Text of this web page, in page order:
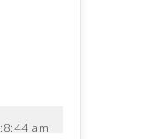
8:44 am